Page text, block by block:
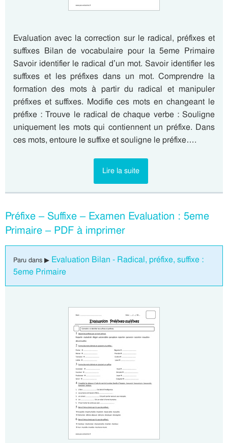
Evaluation avec la correction sur le radical, préfixes et
suffixes Bilan de vocabulaire pour la 5eme Primaire
Savoir identifier le radical d’un mot. Savoir identifier les
suffixes et les préfixes dans un mot. Comprendre la
formation des mots à partir du radical et manipuler
préfixes et suffixes. Modifie ces mots en changeant le
préfixe : Trouve le radical de chaque verbe : Souligne
uniquement les mots qui contiennent un préfixe. Dans
ces mots, entoure le suffixe et souligne le préfixe….
Lire la suite
Préfixe – Suffixe – Examen Evaluation : 5eme
Primaire – PDF à imprimer
Paru dans ▶ Evaluation Bilan - Radical, préfixe, suffixe :
5eme Primaire